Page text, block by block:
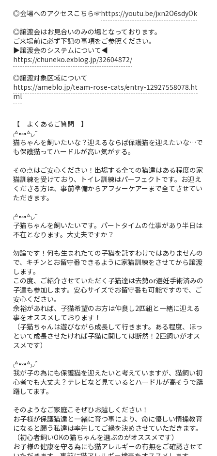
◎会場へのアクセスこちら☞https://youtu.be/jxn2O6sdyOk
◎譲渡会はお見合いのみの場となっております。
ご来場前に必ず下記の事項をご参照ください。
▶︎譲渡会のシステムについて◀︎
https://chuneko.exblog.jp/32604872/
◎譲渡対象区域について
https://ameblo.jp/team-rose-cats/entry-12927558078.ht
ml
【 よくあるご質問 】
₍ᐞ•༝•ᐞ₎◞ ̑̑
猫ちゃんを飼いたいな？迎えるならば保護猫を迎えたいな…で
も保護猫ってハードルが高い気がする。
その点はご安心ください！出場する全ての猫達はある程度の家
猫訓練を受けており、トイレ訓練はパーフェクトです。お迎え
くださる方は、事前準備からアフターケアーまで全てさせてい
ただきます。
₍ᐞ•༝•ᐞ₎◞ ̑̑
子猫ちゃんを飼いたいです。パートタイムの仕事があり半日は
不在となります。大丈夫ですか？
勿論です！何も生まれたての子猫を託すわけではありませんの
で、キチンとお留守番できるように家猫訓練をさせてから譲渡
します。
この度、ご紹介させていただく子猫達は去勢or避妊手術済みの
子達も参加します。安心サイズでお留守番も可能ですので、ご
安心ください。
余裕があれば、子猫希望のお方は仲良し2匹組と一緒に迎える
事をオススメしております！
（子猫ちゃんは遊びながら成長して行きます。ある程度、ほっ
といて成長させたければ子猫に関しては断然！2匹飼いがオス
スメです）
₍ᐞ•༝•ᐞ₎◞ ̑̑
我が子の為にも保護猫を迎えたいと考えていますが、猫飼い初
心者でも大丈夫？テレビなど見ているとハードルが高そうで躊
躇してます。
そのようなご家庭こそぜひお越しください！
お子様が保護猫達と一緒に育つ事により、命に優しい情操教育
になると願う私達は率先してご縁を決めさせていただきます。
（初心者飼いOKの猫ちゃんを選ぶのがオススメです）
お子様の健康を守る為にも猫アレルギーの有無をご確認させて